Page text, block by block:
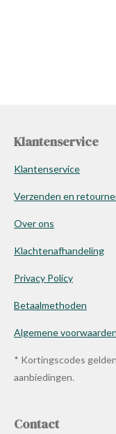
Klantenservice
Klantenservice
Verzenden en
Over ons
Klachtenafhandeling
Privacy Policy
Betaalmethoden
Algemene voorwaarden
* Kortingscodes
aanbiedingen.
Contact